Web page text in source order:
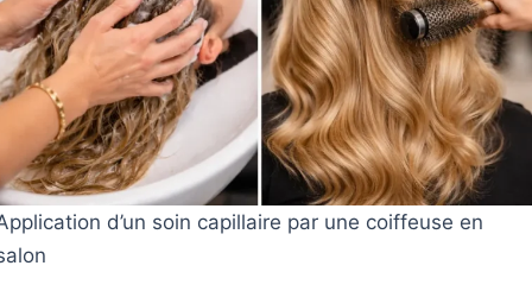
d’un soin capillaire par une coiffeuse en